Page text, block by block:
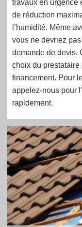
travaux en urgence
de réduction
l’humidité. Même
vous ne devriez
demande de devis.
choix du prestataire
financement. Pour
appelez-nous pour
rapidement.